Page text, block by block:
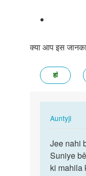
क्या आप इस
हां
AuntyjiIn
to
15
Jee
nahi
bilkul
Jee nahi
Suniye
ki mahila